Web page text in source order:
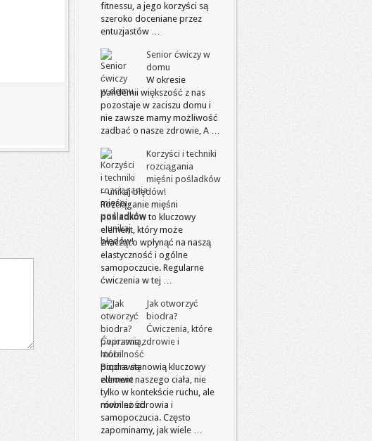
fitnessu, a jego korzyści są
szeroko doceniane przez
entuzjastów …
Senior ćwiczy w
domu
W okresie
pandemii większość z nas
pozostaje w zaciszu domu i
nie zawsze mamy możliwość
zadbać o nasze zdrowie, A …
Korzyści i techniki
rozciągania
mięśni pośladków
– unikaj błędów!
Rozciąganie mięśni
pośladków to kluczowy
element, który może
znacząco wpłynąć na naszą
elastyczność i ogólne
samopoczucie. Regularne
ćwiczenia w tej …
Jak otworzyć
biodra?
Ćwiczenia, które
poprawią zdrowie i
mobilność
Biodra stanowią kluczowy
element naszego ciała, nie
tylko w kontekście ruchu, ale
również zdrowia i
samopoczucia. Często
zapominamy, jak wiele …